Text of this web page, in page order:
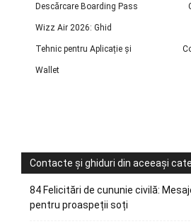
Descărcare Boarding Pass
Wizz Air 2026: Ghid
Tehnic pentru Aplicație și
Wallet
Contacte și ghiduri din aceeași
84 Felicitări de cununie civilă:
pentru proaspeții soți